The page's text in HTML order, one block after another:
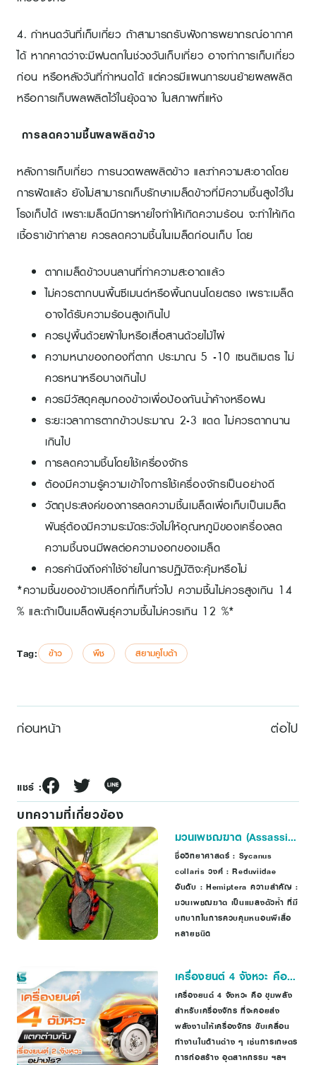
4. กำหนดวันที่เก็บเกี่ยว ถ้าสามารถรับฟังการพยากรณ์อากาศ
ได้ หากคาดว่าจะมีฝนตกในช่วงวันเก็บเกี่ยว อาจทำการเก็บเกี่ยว
ก่อน หรือหลังวันที่กำหนดได้ แต่ควรมีแผนการขนย้ายผลผลิต
หรือการเก็บผลผลิตไว้ในยุ้งฉาง ในสภาพที่แห้ง
การลดความชื้นผลผลิตข้าว
หลังการเก็บเกี่ยว การนวดผลผลิตข้าว และทำความสะอาดโดย
การฝัดแล้ว ยังไม่สามารถเก็บรักษาเมล็ดข้าวที่มีความชื้นสูงไว้ใน
โรงเก็บได้ เพราะเมล็ดมีการหายใจทำให้เกิดความร้อน จะทำให้เกิด
เชื้อราเข้าทำลาย ควรลดความชื้นในเมล็ดก่อนเก็บ โดย
ตากเมล็ดข้าวบนลานที่ทำความสะอาดแล้ว
ไม่ควรตากบนพื้นซีเมนต์หรือพื้นถนนโดยตรง เพราะเมล็ด
อาจได้รับความร้อนสูงเกินไป
ควรปูพื้นด้วยผ้าใบหรือเสื่อสานด้วยไม้ไผ่
ความหนาของกองที่ตาก ประมาณ 5 -10 เซนติเมตร ไม่
ควรหนาหรือบางเกินไป
ควรมีวัสดุคลุมกองข้าวเพื่อป้องกันน้ำค้างหรือฝน
ระยะเวลาการตากข้าวประมาณ 2-3 แดด ไม่ควรตากนาน
เกินไป
การลดความชื้นโดยใช้เครื่องจักร
ต้องมีความรู้ความเข้าใจการใช้เครื่องจักรเป็นอย่างดี
วัตถุประสงค์ของการลดความชื้นเมล็ดเพื่อเก็บเป็นเมล็ด
พันธุ์ต้องมีความระมัดระวังไม่ให้อุณหภูมิของเครื่องลด
ความชื้นจนมีผลต่อความงอกของเมล็ด
ควรคำนึงถึงค่าใช้จ่ายในการปฏิบัติจะคุ้มหรือไม่
*ความชื้นของข้าวเปลือกที่เก็บทั่วไป ความชื้นไม่ควรสูงเกิน 14
% และถ้าเป็นเมล็ดพันธุ์ความชื้นไม่ควรเกิน 12 %*
Tag: ข้าว พืช สยามคูโบต้า
ก่อนหน้า ต่อไป
แชร์ :
บทความที่เกี่ยวข้อง
มวนเพชฌฆาต (Assassin
bugs)
ชื่อวิทยาศาสตร์ : Sycanus
collaris วงศ์ : Reduviidae
อันดับ : Hemiptera ความสำคัญ :
มวนเพชฌฆาต เป็นแมลงตัวห้ำ ที่มี
บทบาทในการควบคุมหนอนผีเสื้อ
หลายชนิด
เครื่องยนต์ 4 จังหวะ คือ
อะไร แตกต่างจาก
เครื่องยนต์ 2 จังหวะ
อย่างไร?
เครื่องยนต์ 4 จังหวะ คือ ขุมพลัง
สำหรับเครื่องจักร ที่จะคอยส่ง
พลังงานให้เครื่องจักร ขับเคลื่อน
ทำงานในด้านต่าง ๆ เช่นการเกษตร
การก่อสร้าง อุตสาหกรรม ฯลฯ